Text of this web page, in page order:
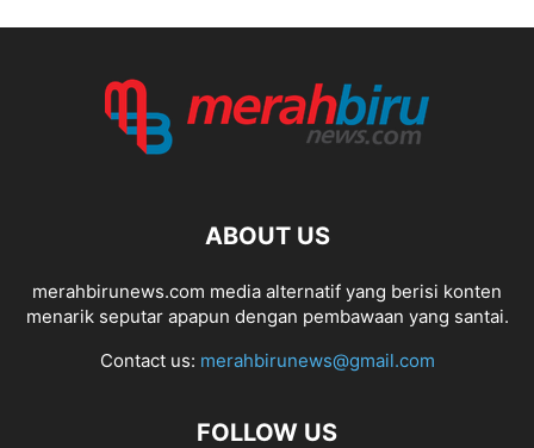
ABOUT US
merahbirunews.com media alternatif yang berisi konten
menarik seputar apapun dengan pembawaan yang santai.
Contact us: merahbirunews@gmail.com
FOLLOW US